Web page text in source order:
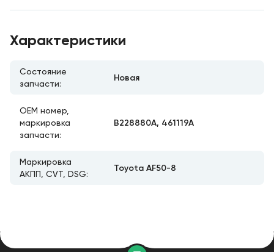
Характеристики
Состояние
запчасти:
Новая
ОЕМ номер,
маркировка
запчасти:
B228880A, 461119A
Маркировка
АКПП, CVT, DSG:
Toyota AF50-8